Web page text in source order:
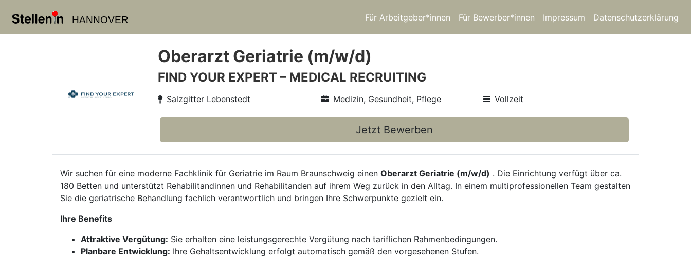
HANNOVER Für Arbeitgeber*innen Für Bewerber*innen Impressum Datenschutzerklärung
Oberarzt Geriatrie (m/w/d)
FIND YOUR EXPERT – MEDICAL RECRUITING
Salzgitter Lebenstedt Medizin, Gesundheit, Pflege Vollzeit
Jetzt Bewerben
Wir suchen für eine moderne Fachklinik für Geriatrie im Raum Braunschweig einen Oberarzt Geriatrie (m/w/d) . Die Einrichtung verfügt über ca.
180 Betten und unterstützt Rehabilitandinnen und Rehabilitanden auf ihrem Weg zurück in den Alltag. In einem multiprofessionellen Team gestalten
Sie die geriatrische Behandlung fachlich verantwortlich und bringen Ihre Schwerpunkte gezielt ein.
Ihre Benefits
Attraktive Vergütung: Sie erhalten eine leistungsgerechte Vergütung nach tariflichen Rahmenbedingungen.
Planbare Entwicklung: Ihre Gehaltsentwicklung erfolgt automatisch gemäß den vorgesehenen Stufen.